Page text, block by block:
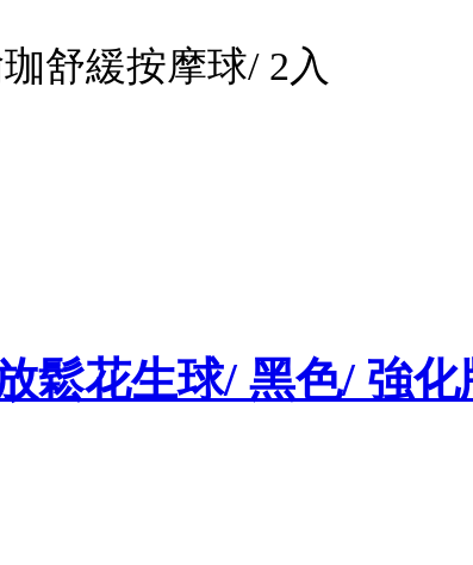
舒緩按摩球/ 2入
鬆花生球/ 黑色/ 強化